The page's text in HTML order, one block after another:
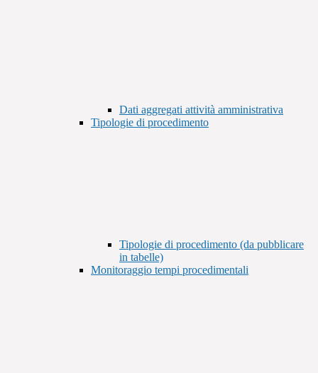
Dati aggregati attività amministrativa
Tipologie di procedimento
Tipologie di procedimento (da pubblicare
in tabelle)
Monitoraggio tempi procedimentali